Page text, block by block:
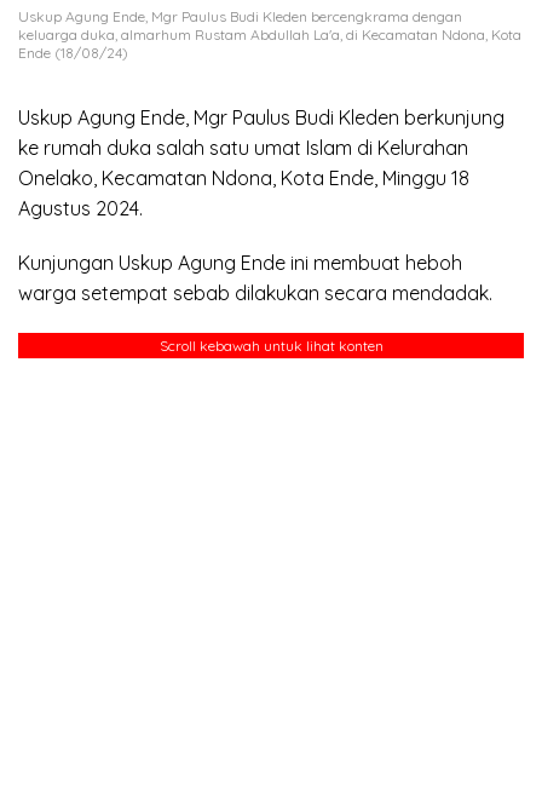
Uskup Agung Ende, Mgr Paulus Budi Kleden bercengkrama dengan
keluarga duka, almarhum Rustam Abdullah La'a, di Kecamatan Ndona, Kota
Ende (18/08/24)
Uskup Agung Ende, Mgr Paulus Budi Kleden berkunjung
ke rumah duka salah satu umat Islam di Kelurahan
Onelako, Kecamatan Ndona, Kota Ende, Minggu 18
Agustus 2024.
Kunjungan Uskup Agung Ende ini membuat heboh
warga setempat sebab dilakukan secara mendadak.
Scroll kebawah untuk lihat konten